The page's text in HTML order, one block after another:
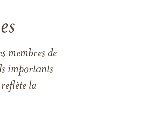
membres de
importants
la